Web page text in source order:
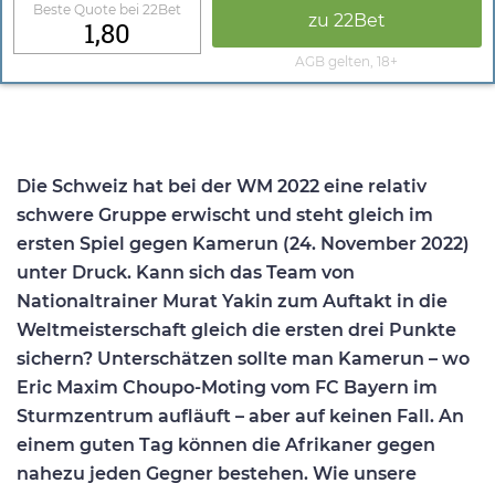
Beste Quote bei 22Bet
1,80 zu 22Bet
AGB gelten, 18+
Die Schweiz hat bei der WM 2022 eine relativ
schwere Gruppe erwischt und steht gleich im
ersten Spiel gegen Kamerun (24. November 2022)
unter Druck. Kann sich das Team von
Nationaltrainer Murat Yakin zum Auftakt in die
Weltmeisterschaft gleich die ersten drei Punkte
sichern? Unterschätzen sollte man Kamerun – wo
Eric Maxim Choupo-Moting vom FC Bayern im
Sturmzentrum aufläuft – aber auf keinen Fall. An
einem guten Tag können die Afrikaner gegen
nahezu jeden Gegner bestehen. Wie unsere